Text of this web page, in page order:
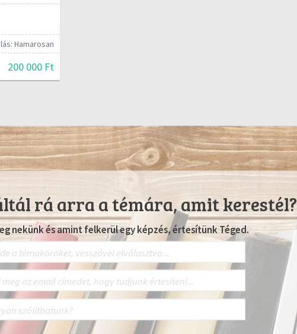
Hamarosan
200 000 Ft
rá arra a témára, amit kerestél?
nekünk és amint felkerül egy képzés, értesítünk Téged.